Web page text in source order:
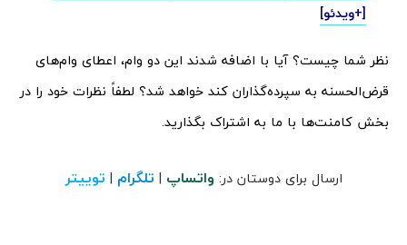
[+ویدئو]
نظر شما چیست؟ آیا با اضافه شدند این دو وام، اعطای وام‌های
قرض‌الحسنه به سپرده‌گذاران کند خواهد شد؟ لطفاً نظرات خود را در
بخش کامنت‌ها با ما به اشتراک بگذارید.
ارسال برای دوستان در: واتساپ | تلگرام | توییتر